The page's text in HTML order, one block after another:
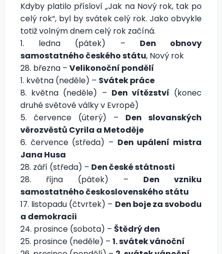
Kdyby platilo přísloví „Jak na Nový rok, tak po
celý rok“, byl by svátek celý rok. Jako obvykle
totiž volným dnem celý rok začíná.
1. ledna (pátek) – Den obnovy
samostatného českého státu, Nový rok
28. března – Velikonoční pondělí
1. května (neděle) – Svátek práce
8. května (neděle) – Den vítězství (konec
druhé světové války v Evropě)
5. července (úterý) – Den slovanských
věrozvěstů Cyrila a Metoděje
6. července (středa) – Den upálení mistra
Jana Husa
28. září (středa) – Den české státnosti
28. října (pátek) – Den vzniku
samostatného československého státu
17. listopadu (čtvrtek) – Den boje za svobodu
a demokracii
24. prosince (sobota) – Štědrý den
25. prosince (neděle) – 1. svátek vánoční